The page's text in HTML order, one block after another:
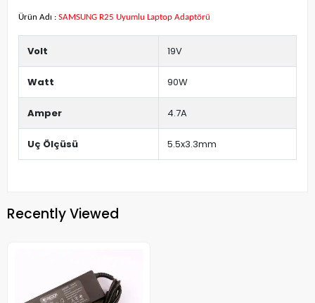
Ürün Adı : SAMSUNG R25 Uyumlu Laptop Adaptörü
Volt 19V
Watt 90W
Amper 4.7A
Uç Ölçüsü 5.5x3.3mm
Recently Viewed